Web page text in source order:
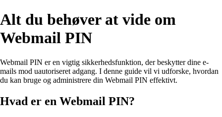
Alt du behøver at vide om
Webmail PIN
Webmail PIN er en vigtig sikkerhedsfunktion, der beskytter dine e-
mails mod uautoriseret adgang. I denne guide vil vi udforske, hvordan
du kan bruge og administrere din Webmail PIN effektivt.
Hvad er en Webmail PIN?